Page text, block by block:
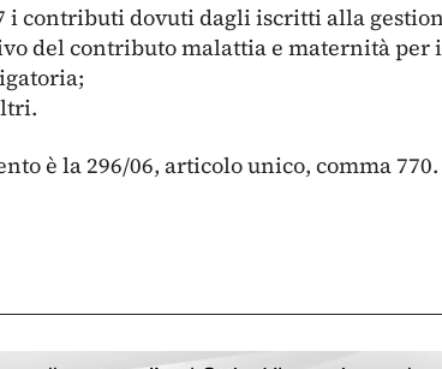
i contributi dovuti dagli iscritti alla
del contributo malattia e maternità
è la 296/06, articolo unico, comma 770.